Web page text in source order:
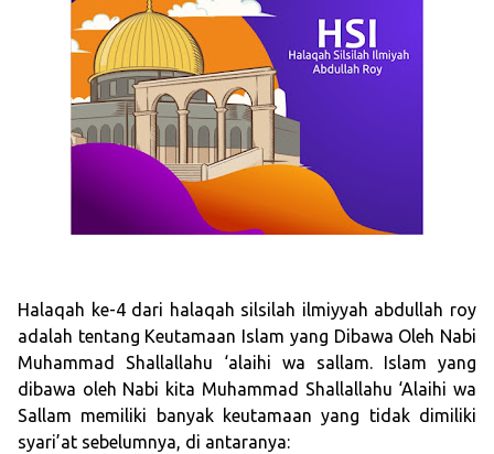
Halaqah ke-4 dari halaqah silsilah ilmiyyah abdullah roy
adalah tentang Keutamaan Islam yang Dibawa Oleh Nabi
Muhammad Shallallahu ‘alaihi wa sallam. Islam yang
dibawa oleh Nabi kita Muhammad Shallallahu ‘Alaihi wa
Sallam memiliki banyak keutamaan yang tidak dimiliki
syari’at sebelumnya, di antaranya: